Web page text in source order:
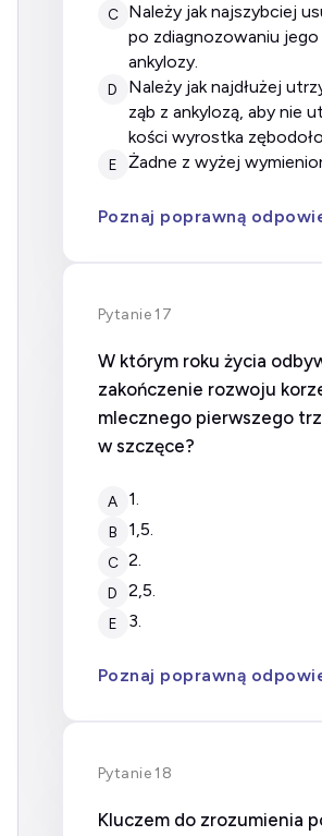
C
należy jak najszybciej usunąć ząb
po zdiagnozowaniu jego
ankylozy.
D
należy jak najdłużej utrzymać
ząb z ankylozą, aby nie
kości wyrostka
E żadne z wyżej
Poznaj poprawną
Pytanie 17
W którym roku życia
zakończenie rozwoju
mlecznego pierwszego
w szczęce?
A 1.
B 1,5.
C 2.
D 2,5.
E 3.
Poznaj poprawną
Pytanie 18
Kluczem do zrozumienia